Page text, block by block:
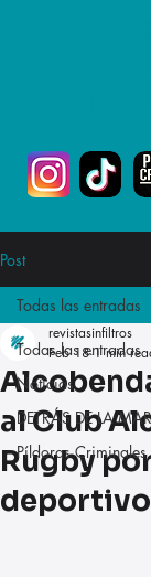
Post
Todas las entradas
Noticias
DETRÁS DE LA
Píldoras Criminales
Todas las entradas
al Club
Rugby
revistasinfiltros
Feb 18 1 min